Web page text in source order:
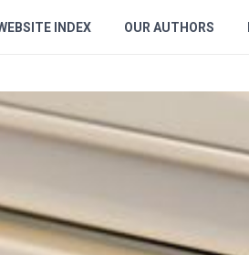
INDEX OUR AUTHORS